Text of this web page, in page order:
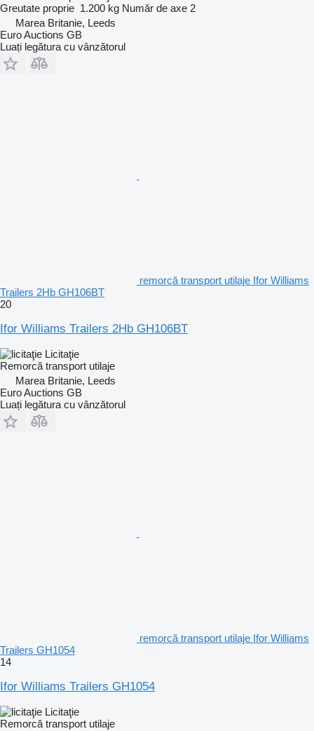
Greutate proprie 1.200 kg Număr de axe 2
Marea Britanie, Leeds
Euro Auctions GB
Luați legătura cu vânzătorul
remorcă transport utilaje Ifor Williams
Trailers 2Hb GH106BT
20
Ifor Williams Trailers 2Hb GH106BT
Licitaţie
Remorcă transport utilaje
Marea Britanie, Leeds
Euro Auctions GB
Luați legătura cu vânzătorul
remorcă transport utilaje Ifor Williams
Trailers GH1054
14
Ifor Williams Trailers GH1054
Licitaţie
Remorcă transport utilaje